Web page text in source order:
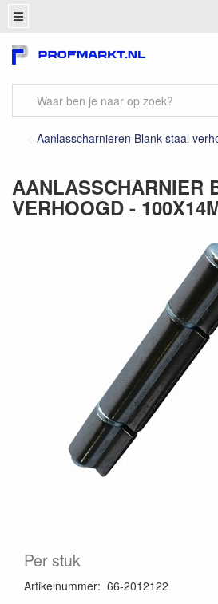
Aanlasscharnieren Blank staal
AANLASSCHARNIER
VERHOOGD -
Per stuk
Artikelnummer: 66-2012122